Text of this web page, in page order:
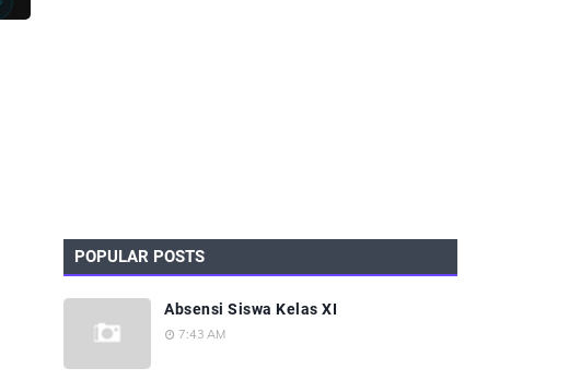
POPULAR POSTS
Absensi Siswa Kelas XI
7:43 AM